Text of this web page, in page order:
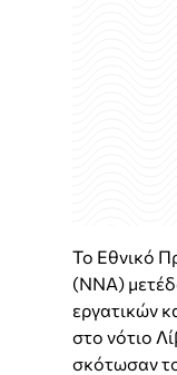
Το Εθνικό
(NNA)
εργατικών
στο νότιο
σκότωσαν